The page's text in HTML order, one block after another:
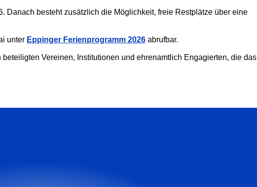
Danach besteht zusätzlich die Möglichkeit, freie Restplätze über eine
unter Eppinger Ferienprogramm 2026 abrufbar.
Vereinen, Institutionen und ehrenamtlich Engagierten, die das